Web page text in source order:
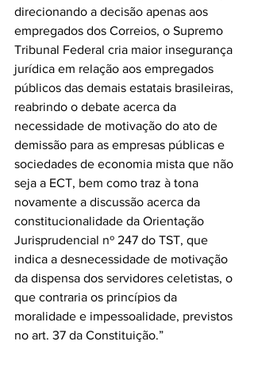
direcionando a decisão apenas aos
empregados dos Correios, o Supremo
Tribunal Federal cria maior insegurança
jurídica em relação aos empregados
públicos das demais estatais brasileiras,
reabrindo o debate acerca da
necessidade de motivação do ato de
demissão para as empresas públicas e
sociedades de economia mista que não
seja a ECT, bem como traz à tona
novamente a discussão acerca da
constitucionalidade da Orientação
Jurisprudencial nº 247 do TST, que
indica a desnecessidade de motivação
da dispensa dos servidores celetistas, o
que contraria os princípios da
moralidade e impessoalidade, previstos
no art. 37 da Constituição.”